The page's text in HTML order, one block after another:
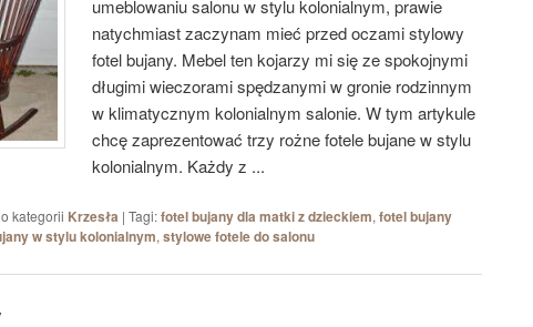
umeblowaniu salonu w stylu kolonialnym, prawie
natychmiast zaczynam mieć przed oczami stylowy
fotel bujany. Mebel ten kojarzy mi się ze spokojnymi
długimi wieczorami spędzanymi w gronie rodzinnym
w klimatycznym kolonialnym salonie. W tym artykule
chcę zaprezentować trzy rożne fotele bujane w stylu
kolonialnym. Każdy z ...
kategorii Krzesła | Tagi:fotel bujany dla matki z dzieckiem, fotel bujany
w stylu kolonialnym, stylowe fotele do salonu